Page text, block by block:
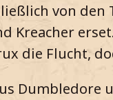
von
Kreacher
die Flucht,